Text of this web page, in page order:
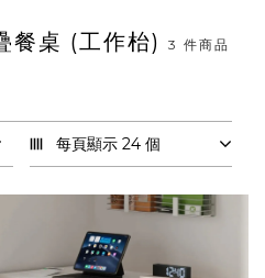
餐桌 (工作枱) 3 件商品
每頁顯示 24 個